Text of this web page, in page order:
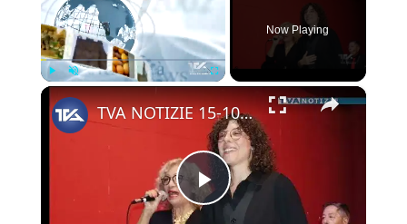
Play Unmute
Now Playing
×
Play
TVA NOTIZIE 15-10-25